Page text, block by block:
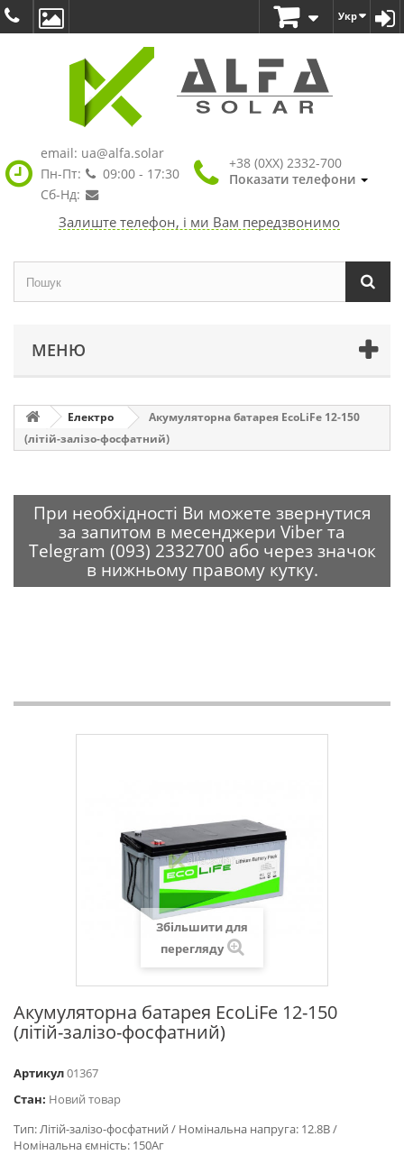
Укр
email: ua@alfa.solar
Пн-Пт:
09:00 - 17:30
Сб-Нд:
+38 (0XX) 2332-700
Показати телефони
Залиште телефон, і ми Вам передзвонимо
МЕНЮ
Електро
Акумуляторна батарея EcoLiFe 12-150
(літій-залізо-фосфатний)
При необхідності Ви можете звернутися
за запитом в месенджери Viber та
Telegram (093) 2332700 або через значок
в нижньому правому кутку.
Збільшити для
перегляду
Акумуляторна батарея EcoLiFe 12-150
(літій-залізо-фосфатний)
Артикул01367
Стан: Новий товар
Тип: Літій-залізо-фосфатний / Номінальна напруга: 12.8В /
Номінальна ємність: 150Аг